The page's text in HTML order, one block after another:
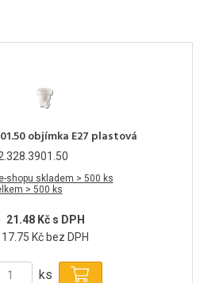
objímka E27 plastová
shopu skladem > 500 ks
> 500 ks
21.48 Kč s DPH
17.75 Kč bez DPH
ks